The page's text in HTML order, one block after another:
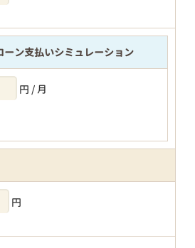
ン支払いシミュレーション
円 / 月
円